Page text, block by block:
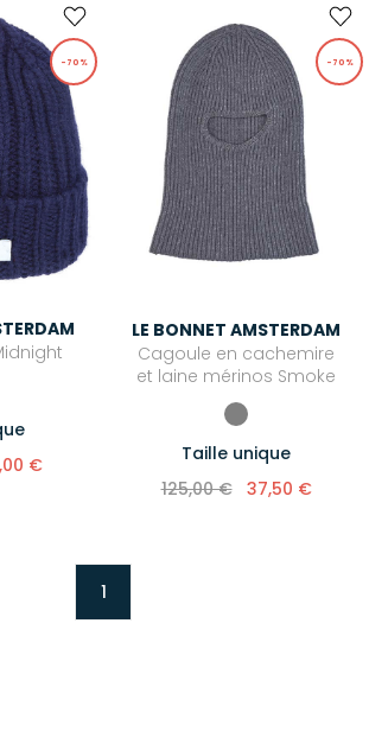
-70%
€
-70%
LE BONNET AMSTERDAM
Cagoule en cachemire
et laine mérinos Smoke
Taille unique
125,00 €
37,50 €
1